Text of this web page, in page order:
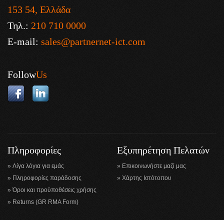
153 54, Ελλάδα
Τηλ.: 210 710 0000
E-mail: sales@partnernet-ict.com
FollowUs
Πληροφορίες
Λίγα λόγια για εμάς
Πληροφορίες παράδοσης
Όροι και προϋποθέσεις χρήσης
Returns (GR RMA Form)
Εξυπηρέτηση Πελατών
Επικοινωνήστε μαζί μας
Χάρτης Ιστότοπου